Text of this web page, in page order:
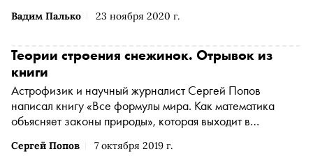
Вадим Палько 23 ноября 2020 г.
транснациональная холдинговая компания Meta
сетей Facebook и Instagram запрещена на территории
России
рассказал преподаватель Константин Кноп
Сергей Попов 7 октября 2019 г.
Теории строения снежинок. Отрывок из
книги
Астрофизик и научный журналист Сергей Попов
написал книгу «Все формулы мира. Как математика
объясняет законы природы», которая выходит в
обращается на простых примерах объясняет, для чего